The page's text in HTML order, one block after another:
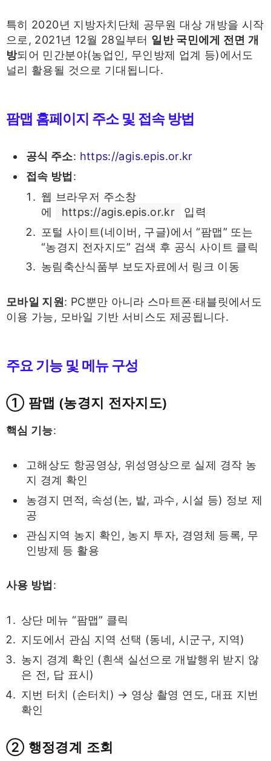
특히 2020년 지방자치단체 공무원 대상 개방을 시작
으로, 2021년 12월 28일부터 일반 국민에게 전면 개
방되어 민간분야(농업인, 무인방제 업계 등)에서도
널리 활용될 것으로 기대됩니다.
팜맵 홈페이지 주소 및 접속 방법
공식 주소: https://agis.epis.or.kr
접속 방법:
웹 브라우저 주소창
에
https://agis.epis.or.kr
입력
포털 사이트(네이버, 구글)에서 “팜맵” 또는
“농경지 전자지도” 검색 후 공식 사이트 클릭
농림축산식품부 보도자료에서 링크 이동
모바일 지원: PC뿐만 아니라 스마트폰·태블릿에서도
이용 가능, 모바일 기반 서비스도 제공됩니다.
주요 기능 및 메뉴 구성
① 팜맵 (농경지 전자지도)
핵심 기능:
고해상도 항공영상, 위성영상으로 실제 경작 농
지 경계 확인
농경지 면적, 속성(논, 밭, 과수, 시설 등) 정보 제
공
관심지역 농지 확인, 농지 투자, 경영체 등록, 무
인방제 등 활용
사용 방법 :
상단 메뉴 “팜맵” 클릭
지도에서 관심 지역 선택 (동네, 시군구, 지역)
농지 경계 확인 (흰색 실선으로 개발행위 받지 않
은 전, 답 표시)
지번 터치 (손터치) → 영상 촬영 연도, 대표 지번
확인
② 행정경계 조회